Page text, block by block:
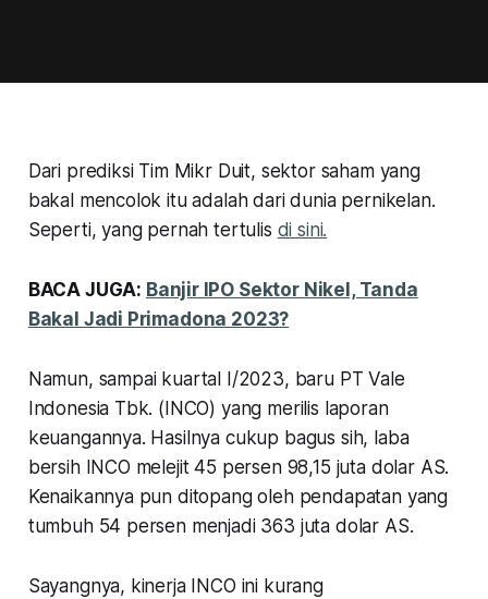
Dari prediksi Tim Mikr Duit, sektor saham yang
bakal mencolok itu adalah dari dunia pernikelan.
Seperti, yang pernah tertulis di sini.
BACA JUGA: Banjir IPO Sektor Nikel, Tanda
Bakal Jadi Primadona 2023?
Namun, sampai kuartal I/2023, baru PT Vale
Indonesia Tbk. (INCO) yang merilis laporan
keuangannya. Hasilnya cukup bagus sih, laba
bersih INCO melejit 45 persen 98,15 juta dolar AS.
Kenaikannya pun ditopang oleh pendapatan yang
tumbuh 54 persen menjadi 363 juta dolar AS.
Sayangnya, kinerja INCO ini kurang